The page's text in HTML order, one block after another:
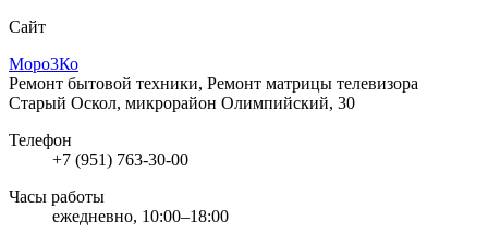
Сайт
Моро3Ко
Ремонт бытовой техники, Ремонт матрицы телевизора
Старый Оскол, микрорайон Олимпийский, 30
Телефон
+7 (951) 763-30-00
Часы работы
ежедневно, 10:00–18:00